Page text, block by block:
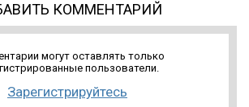
КОММЕНТАРИЙ
могут оставлять только
пользователи.
Зарегистрируйтесь